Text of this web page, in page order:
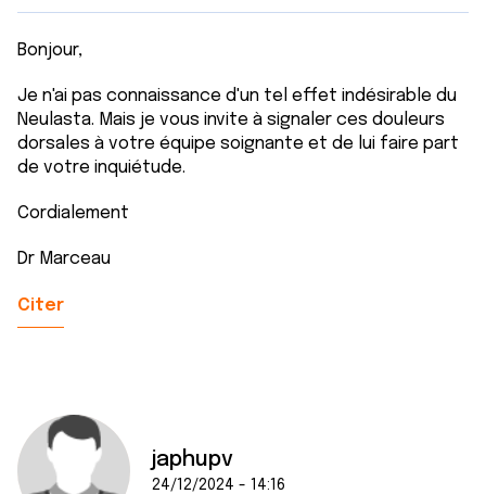
Bonjour,
Je n'ai pas connaissance d'un tel effet indésirable du
Neulasta. Mais je vous invite à signaler ces douleurs
dorsales à votre équipe soignante et de lui faire part
de votre inquiétude.
Cordialement
Dr Marceau
Citer
japhupv
24/12/2024 - 14:16